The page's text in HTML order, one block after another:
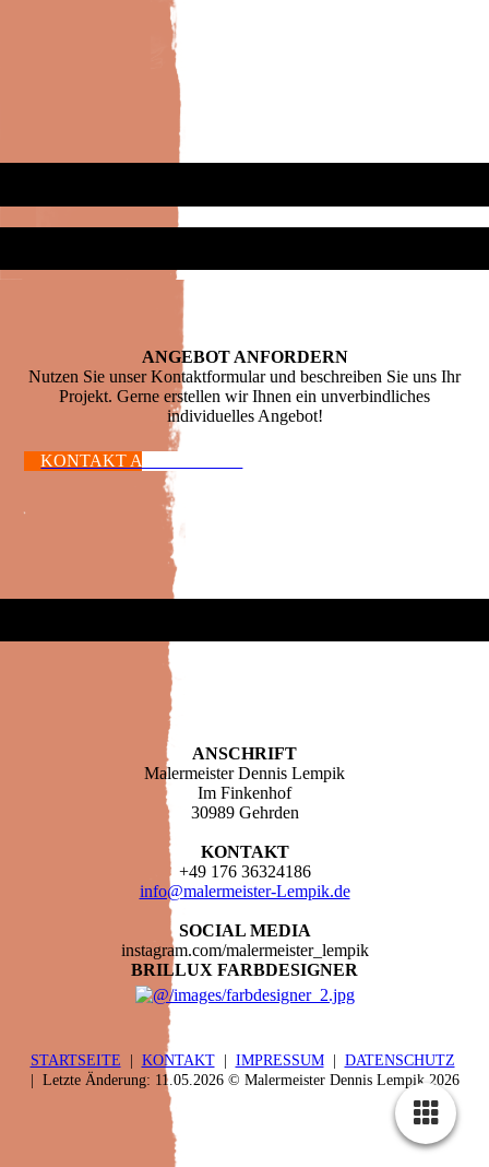
Bild-Brillux_0001_BX_Metallico-silber-Shop
ANGEBOT ANFORDERN
Nutzen Sie unser Kontaktformular und beschreiben Sie uns Ihr
Projekt. Gerne erstellen wir Ihnen ein unverbindliches
individuelles Angebot!
KONTAKT AUFNEHMEN
ANSCHRIFT
Malermeister Dennis Lempik
Im Finkenhof
30989 Gehrden
KONTAKT
+49 176 36324186
info@malermeister-Lempik.de
SOCIAL MEDIA
instagram.com/malermeister_lempik
BRILLUX FARBDESIGNER
STARTSEITE KONTAKT| IMPRESSUM| DATENSCHUTZ
| Letzte Änderung: 11.05.2026 © Malermeister Dennis Lempik 2026